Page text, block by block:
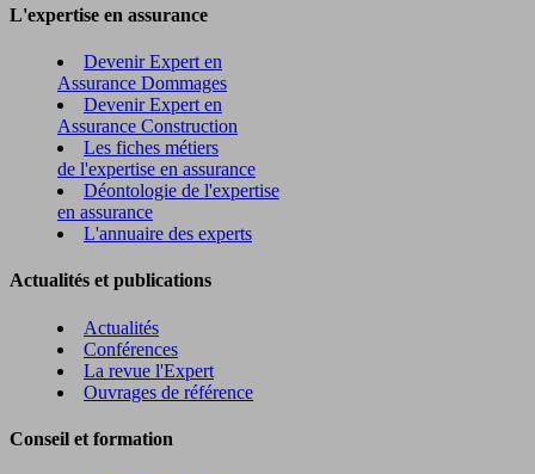
L'expertise en assurance
Devenir Expert en
Assurance Dommages
Devenir Expert en
Assurance Construction
Les fiches métiers
de l'expertise en assurance
Déontologie de l'expertise
en assurance
L'annuaire des experts
Actualités et publications
Actualités
Conférences
La revue l'Expert
Ouvrages de référence
Conseil et formation